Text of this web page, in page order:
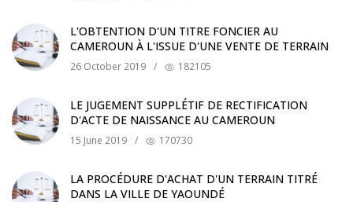
L'OBTENTION D'UN TITRE FONCIER AU
CAMEROUN À L'ISSUE D'UNE VENTE DE TERRAIN
26 October 2019 / 182105
LE JUGEMENT SUPPLÉTIF DE RECTIFICATION
D'ACTE DE NAISSANCE AU CAMEROUN
15 June 2019 / 170730
LA PROCÉDURE D'ACHAT D'UN TERRAIN TITRÉ
DANS LA VILLE DE YAOUNDÉ